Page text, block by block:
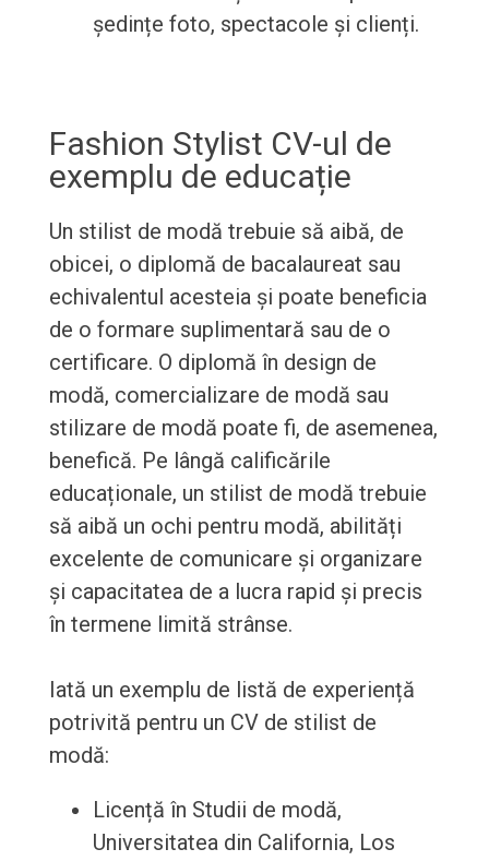
ședințe foto, spectacole și clienți.
Fashion Stylist CV-ul de
exemplu de educație
Un stilist de modă trebuie să aibă, de
obicei, o diplomă de bacalaureat sau
echivalentul acesteia și poate beneficia
de o formare suplimentară sau de o
certificare. O diplomă în design de
modă, comercializare de modă sau
stilizare de modă poate fi, de asemenea,
benefică. Pe lângă calificările
educaționale, un stilist de modă trebuie
să aibă un ochi pentru modă, abilități
excelente de comunicare și organizare
și capacitatea de a lucra rapid și precis
în termene limită strânse.
Iată un exemplu de listă de experiență
potrivită pentru un CV de stilist de
modă:
Licență în Studii de modă,
Universitatea din California, Los